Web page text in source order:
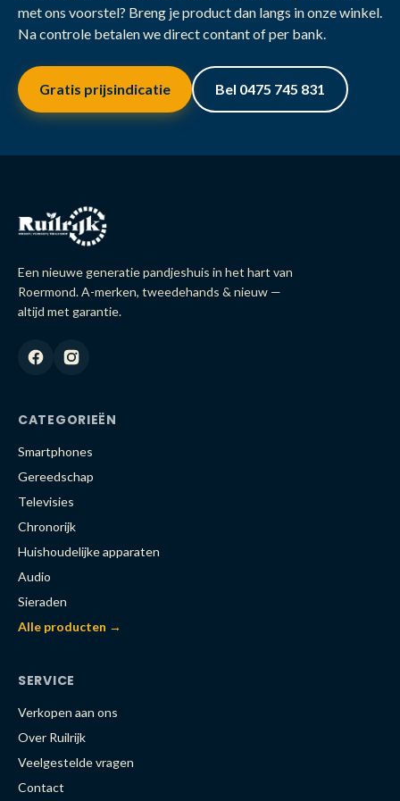
met ons voorstel? Breng je product dan langs in onze winkel.
Na controle betalen we direct contant of per bank.
Gratis prijsindicatie Bel 0475 745 831
Een nieuwe generatie pandjeshuis in het hart van
Roermond. A-merken, tweedehands & nieuw —
altijd met garantie.
CATEGORIEËN
Smartphones
Gereedschap
Televisies
Chronorijk
Huishoudelijke apparaten
Audio
Sieraden
Alle producten →
SERVICE
Verkopen aan ons
Over Ruilrijk
Veelgestelde vragen
Contact